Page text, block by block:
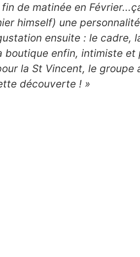
de matinée en
himself) une
ensuite : le cadre,
enfin, intimiste et
la St Vincent, le groupe
découverte ! »